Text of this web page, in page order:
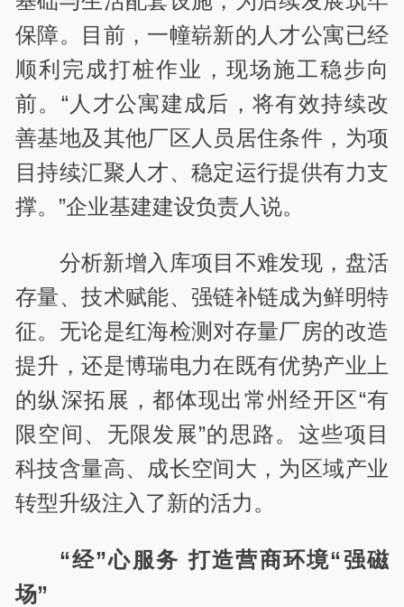
保障。目前，一幢崭新的人才公寓已经
顺利完成打桩作业，现场施工稳步向
前。“人才公寓建成后，将有效持续改
善基地及其他厂区人员居住条件，为项
目持续汇聚人才、稳定运行提供有力支
撑。”企业基建建设负责人说。
分析新增入库项目不难发现，盘活
存量、技术赋能、强链补链成为鲜明特
征。无论是红海检测对存量厂房的改造
提升，还是博瑞电力在既有优势产业上
的纵深拓展，都体现出常州经开区“有
限空间、无限发展”的思路。这些项目
科技含量高、成长空间大，为区域产业
转型升级注入了新的活力。
“经”心服务打造营商环境“强磁
场”